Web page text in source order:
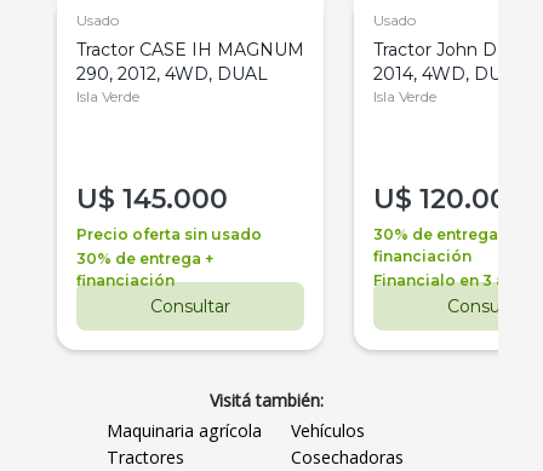
Usado
Tractor CASE IH MAGNUM
290, 2012, 4WD, DUAL
Isla Verde
U$ 145.000
Precio oferta sin usado
30% de entrega +
financiación
Consultar
Usado
Tractor John Deere
2014, 4WD, DUAL
Isla Verde
U$ 120.000
30% de entrega +
financiación
Financialo en 3 años
Consultar
Visitá también:
Maquinaria agrícola
Vehículos
Tractores
Cosechadoras